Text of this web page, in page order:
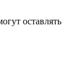
оставлять